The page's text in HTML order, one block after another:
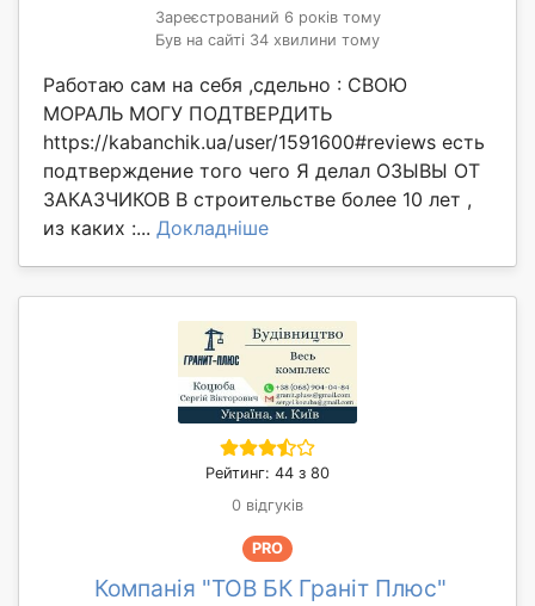
Зареєстрований 6 років тому
Був на сайті 34 хвилини тому
Работаю сам на себя ,сдельно : СВОЮ
МОРАЛЬ МОГУ ПОДТВЕРДИТЬ
https://kabanchik.ua/user/1591600#reviews есть
подтверждение того чего Я делал ОЗЫВЫ ОТ
ЗАКАЗЧИКОВ В строительстве более 10 лет ,
из каких :... Докладніше
Рейтинг: 44 з 80
0 відгуків
PRO
Компанія "ТОВ БК Граніт Плюс"